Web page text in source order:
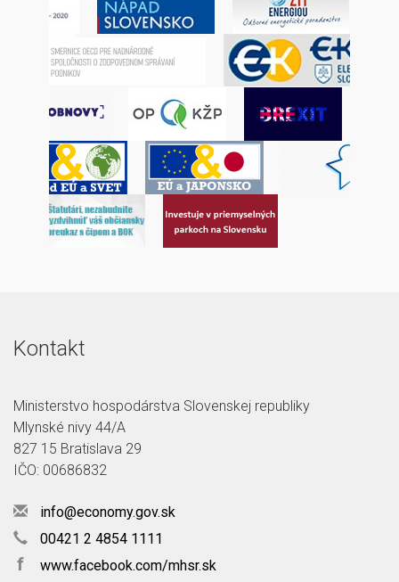
Kontakt
Ministerstvo hospodárstva Slovenskej republiky
Mlynské nivy 44/A
827 15 Bratislava 29
IČO: 00686832
info@economy.gov.sk
00421 2 4854 1111
f www.facebook.com/mhsr.sk